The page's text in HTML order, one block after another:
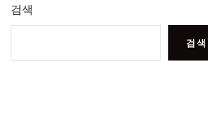
검색
검색